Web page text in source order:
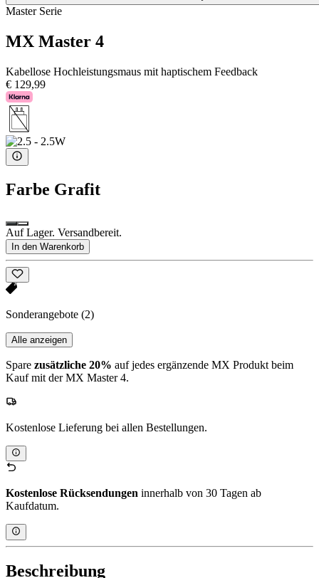
Master Serie
MX Master 4
Kabellose Hochleistungsmaus mit haptischem Feedback
€ 129,99
Farbe Grafit
Auf Lager. Versandbereit.
In den Warenkorb
Sonderangebote (2)
Alle anzeigen
Spare zusätzliche 20% auf jedes ergänzende MX Produkt beim
Kauf mit der MX Master 4.
Kostenlose Lieferung bei allen Bestellungen.
Kostenlose Rücksendungen innerhalb von 30 Tagen ab
Kaufdatum.
Beschreibung